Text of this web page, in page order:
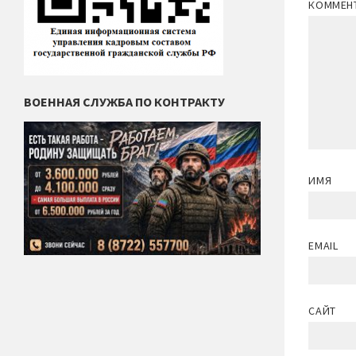
ИМЯ
EMAIL
САЙТ
ВОЕННАЯ СЛУЖБА ПО КОНТРАКТУ